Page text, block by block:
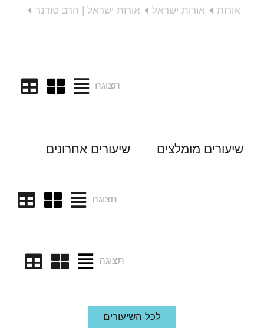
אורות
אורות ישראל אורות ישראל | הרב טורנר
תצוגה
שיעורים מומלצים שיעורים אחרונים
תצוגה
תצוגה
לכל השיעורים